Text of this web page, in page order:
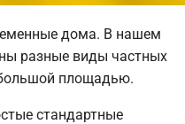
дома. В нашем
разные виды частных
площадью.
стандартные